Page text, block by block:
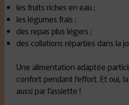
les fruits riches en eau ;
les légumes frais ;
des repas plus légers ;
des collations réparties dans la
Une alimentation adaptée
confort pendant l’effort. Et oui,
aussi par l’assiette !